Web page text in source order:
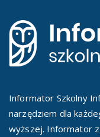
Informator Szkolny
narzędziem dla
wyższej. Informator